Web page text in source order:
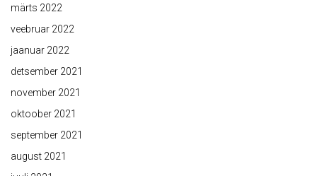
märts 2022
veebruar 2022
jaanuar 2022
detsember 2021
november 2021
oktoober 2021
september 2021
august 2021